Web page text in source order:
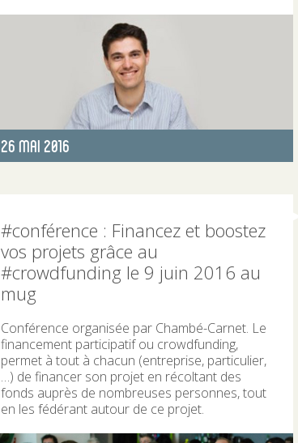
Publié
26 Mai 2016
#conférence : Financez et boostez
vos projets grâce au
#crowdfunding le 9 juin 2016 au
mug
Conférence organisée par Chambé-Carnet. Le
financement participatif ou crowdfunding,
permet à tout à chacun (entreprise, particulier,
…) de financer son projet en récoltant des
fonds auprès de nombreuses personnes, tout
en les fédérant autour de ce projet.